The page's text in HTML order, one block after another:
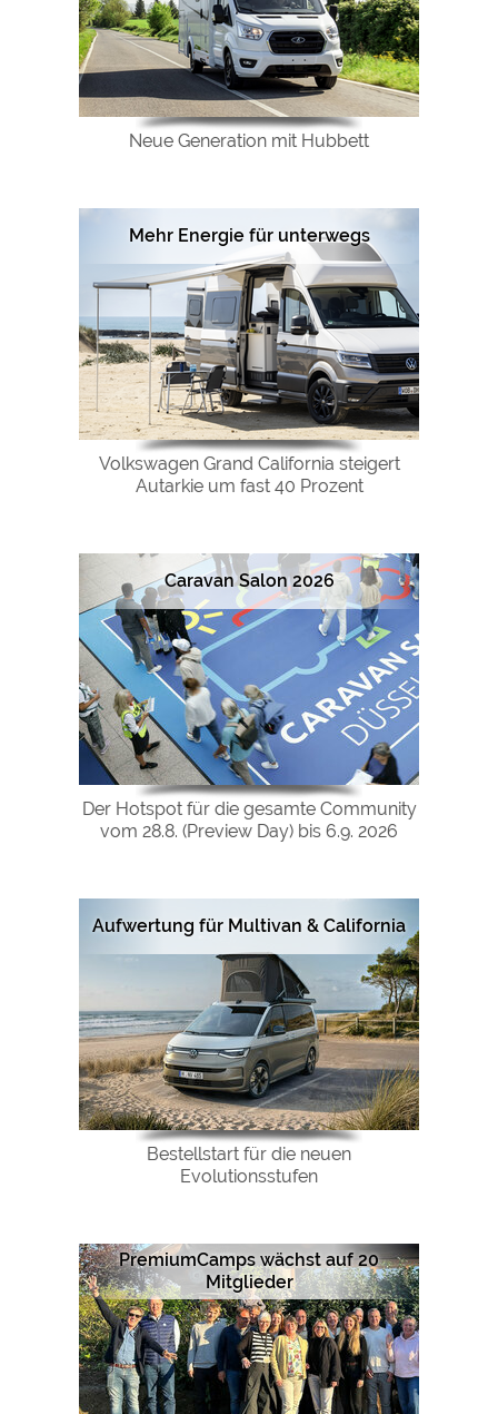
Neue Generation mit Hubbett
Mehr Energie für unterwegs
Volkswagen Grand California steigert
Autarkie um fast 40 Prozent
Caravan Salon 2026
Der Hotspot für die gesamte Community
vom 28.8. (Preview Day) bis 6.9. 2026
Aufwertung für Multivan & California
Bestellstart für die neuen
Evolutionsstufen
PremiumCamps wächst auf 20
Mitglieder